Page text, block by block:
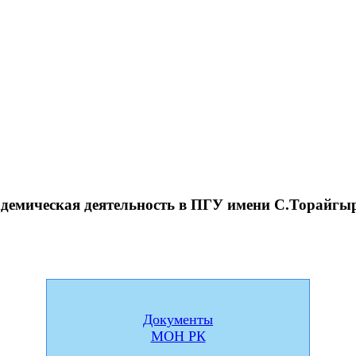
деятельность в ПГУ имени
Документы
МОН РК